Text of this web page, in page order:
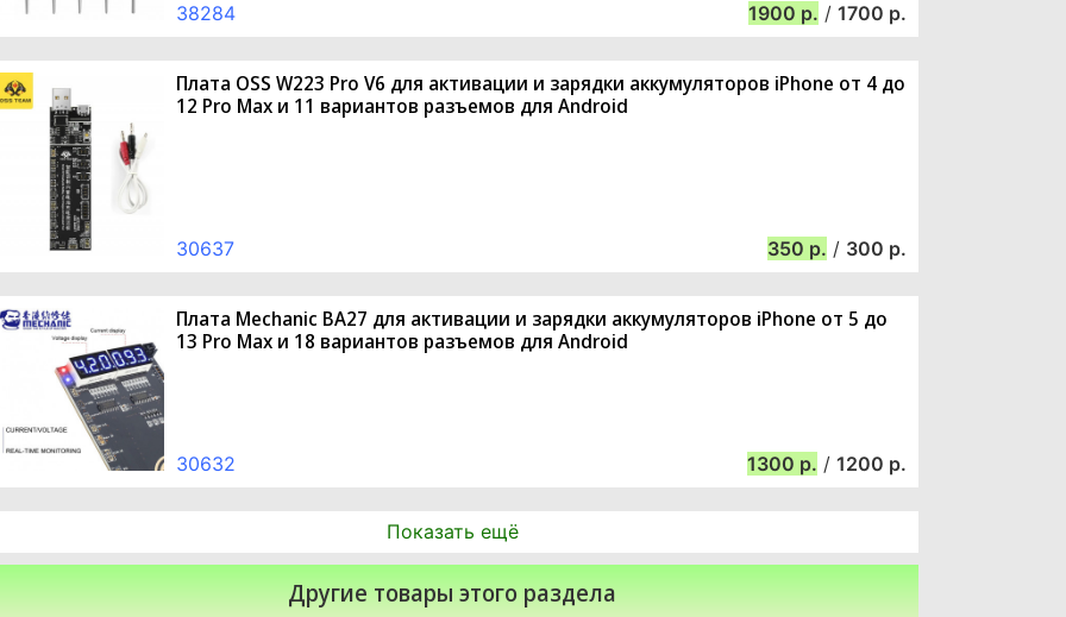
38284 1900 / 1700
Плата OSS W223 Pro V6 для активации и зарядки аккумуляторов iPhone от 4 до
12 Pro Max и 11 вариантов разъемов для Android
30637 350 / 300
Плата Mechanic BA27 для активации и зарядки аккумуляторов iPhone от 5 до
13 Pro Max и 18 вариантов разъемов для Android
30632 1300 / 1200
Показать ещё
Другие товары этого раздела